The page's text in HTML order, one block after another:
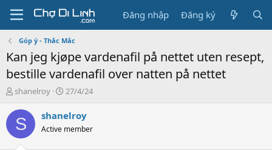
Đăng nhập Đăng ký
Góp ý - Thắc Mắc
Kan jeg kjøpe vardenafil på nettet uten resept,
bestille vardenafil over natten på nettet
T
r
e
a
shanelroy
N
à
g
27/4/24
S shanelroy
Active member